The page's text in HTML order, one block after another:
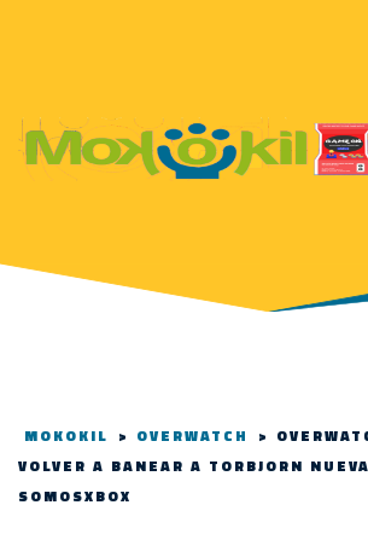
MOKOKIL > OVERWATCH >
VOLVER A BANEAR A TORBJORN
SOMOSXBOX